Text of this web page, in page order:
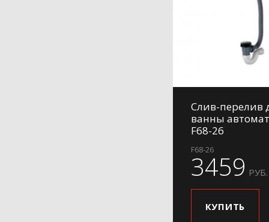
Слив-перелив
ванны
F68-26
F68-26
3459 РУБ.
КУПИТЬ